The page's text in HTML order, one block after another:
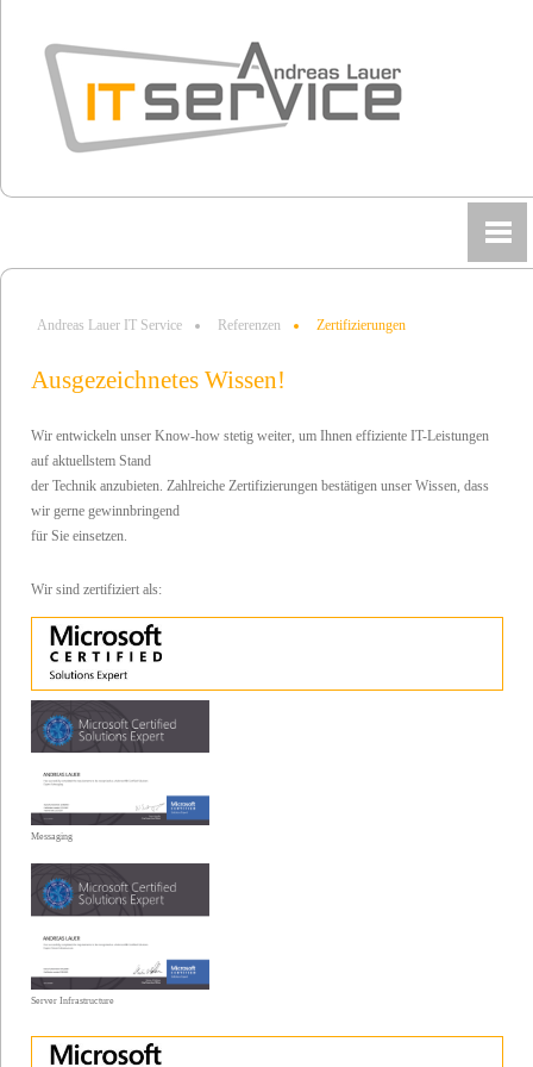
Andreas Lauer IT Service Referenzen Zertifizierungen
Ausgezeichnetes Wissen!
Wir entwickeln unser Know-how stetig weiter, um Ihnen effiziente IT-Leistungen
auf aktuellstem Stand
der Technik anzubieten. Zahlreiche Zertifizierungen bestätigen unser Wissen, dass
wir gerne gewinnbringend
für Sie einsetzen.
Wir sind zertifiziert als:
Messaging
Server Infrastructure